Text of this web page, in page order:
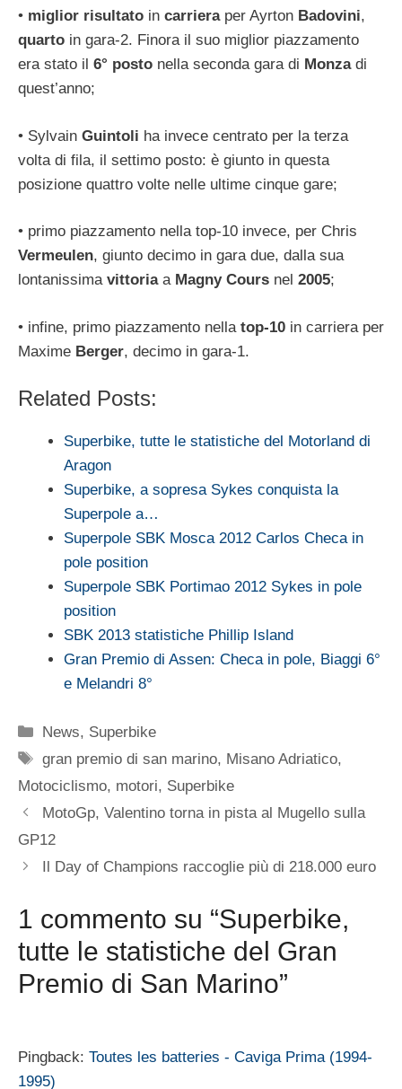
• miglior risultato in carrieraper Ayrton Badovini,
quarto in gara-2. Finora il suo miglior piazzamento
era stato il 6° posto nella seconda gara di Monzadi
quest’anno;
• Sylvain Guintoli ha invece centrato per la terza
volta di fila, il settimo posto: è giunto in questa
posizione quattro volte nelle ultime cinque gare;
• primo piazzamento nella top-10 invece, per Chris
Vermeulen, giunto decimo in gara due, dalla sua
lontanissima vittoriaa Magny Cours nel 2005;
• infine, primo piazzamento nella top-10 in carriera per
Maxime Berger, decimo in gara-1.
Related Posts:
Superbike, tutte le statistiche del Motorland di
Aragon
Superbike, a sopresa Sykes conquista la
Superpole a…
Superpole SBK Mosca 2012 Carlos Checa in
pole position
Superpole SBK Portimao 2012 Sykes in pole
position
SBK 2013 statistiche Phillip Island
Gran Premio di Assen: Checa in pole, Biaggi 6°
e Melandri 8°
Categorie
News, Superbike
Tag
gran premio di san marino, Misano Adriatico,
Motociclismo, motori, Superbike
MotoGp, Valentino torna in pista al Mugello sulla
GP12
Il Day of Champions raccoglie più di 218.000 euro
1 commento su “Superbike,
tutte le statistiche del Gran
Premio di San Marino”
Pingback: Toutes les batteries - Caviga Prima (1994-
1995)